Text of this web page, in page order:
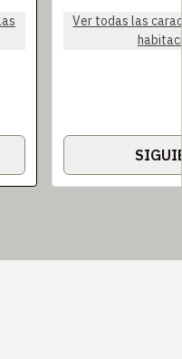
Ver todas las